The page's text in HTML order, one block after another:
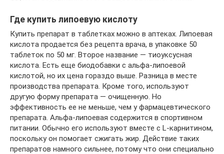
Где купить липоевую кислоту
Купить препарат в таблетках можно в аптеках. Липоевая
кислота продается без рецепта врача, в упаковке 50
таблеток по 50 мг. Второе название — тиоуксусная
кислота. Есть еще биодобавки с альфа-липоевой
кислотой, но их цена гораздо выше. Разница в месте
производства препарата. Кроме того, используют
другую форму препарата — очищенную. Но
эффективность ее не меньше, чем у фармацевтического
препарата. Альфа-липоевая содержится в спортивном
питании. Обычно его используют вместе с L-карнитином,
поскольку он помогает сжигать жир. Действие таких
препаратов намного сильнее, потому что они специально